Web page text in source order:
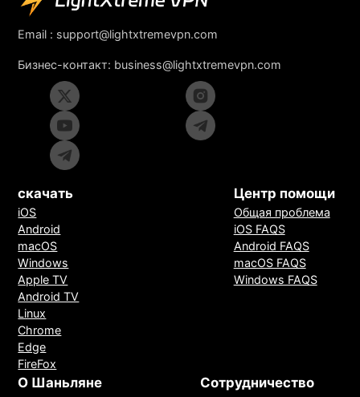
Email : support@lightxtremevpn.com
Бизнес-контакт: business@lightxtremevpn.com
скачать
iOS
Android
macOS
Windows
Apple TV
Android TV
Linux
Chrome
Edge
FireFox
Центр помощи
Общая проблема
iOS FAQS
Android FAQS
macOS FAQS
Windows FAQS
О Шаньляне Сотрудничество